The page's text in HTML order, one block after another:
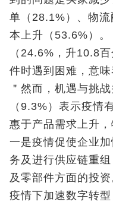
单（28.1%）、物
本上升（53.6%）
（24.6%，升10.8
件时遇到困难，意味
＂然而，机遇与挑
（9.3%）表示疫情
惠于产品需求上升
一是疫情促使企业
务及进行供应链重
及零部件方面的投
疫情下加速数字转